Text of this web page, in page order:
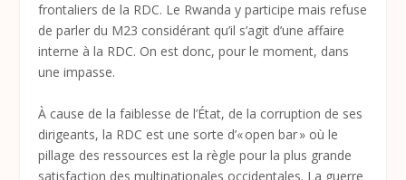
frontaliers de la RDC. Le Rwanda y participe mais refuse
de parler du M23 considérant qu’il s’agit d’une affaire
interne à la RDC. On est donc, pour le moment, dans
une impasse.
À cause de la faiblesse de l’État, de la corruption de ses
dirigeants, la RDC est une sorte d’« open bar » où le
pillage des ressources est la règle pour la plus grande
satisfaction des multinationales occidentales. La guerre